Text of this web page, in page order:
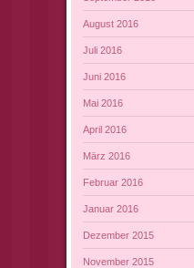
August 2016
Juli 2016
Juni 2016
Mai 2016
April 2016
März 2016
Februar 2016
Januar 2016
Dezember 2015
November 2015